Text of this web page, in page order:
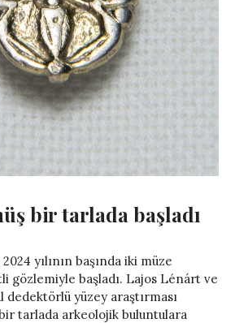
bir tarlada başladı
yılının başında iki müze
gözlemiyle başladı. Lajos Lénárt ve
dedektörlü yüzey araştırması
bir tarlada arkeolojik buluntulara